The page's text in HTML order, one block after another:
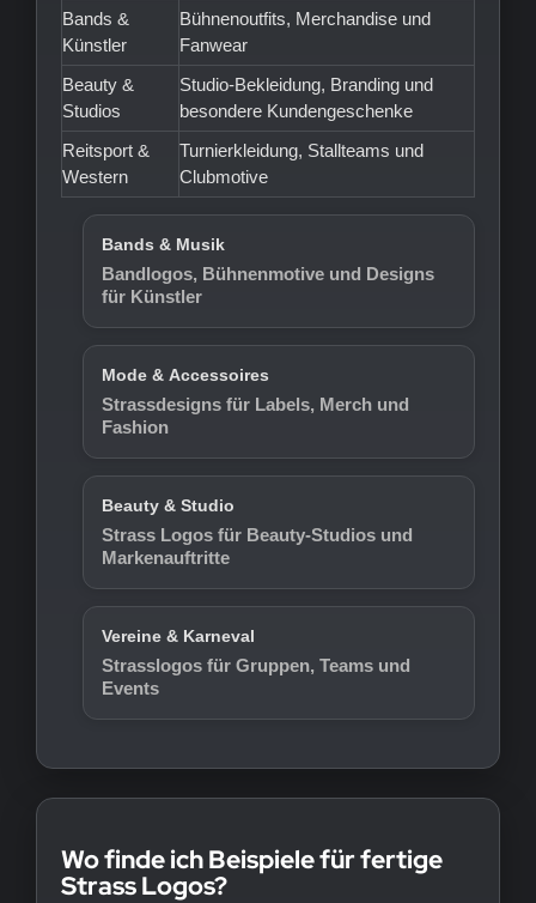
Bands &
Künstler
Bühnenoutfits, Merchandise und
Fanwear
Beauty &
Studios
Studio-Bekleidung, Branding und
besondere Kundengeschenke
Reitsport &
Western
Turnierkleidung, Stallteams und
Clubmotive
Bands & Musik
Bandlogos, Bühnenmotive und Designs
für Künstler
Mode & Accessoires
Strassdesigns für Labels, Merch und
Fashion
Beauty & Studio
Strass Logos für Beauty-Studios und
Markenauftritte
Vereine & Karneval
Strasslogos für Gruppen, Teams und
Events
Wo finde ich Beispiele für fertige
Strass Logos?